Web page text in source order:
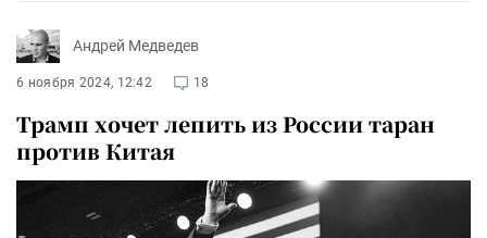
Андрей Медведев
6 ноября 2024, 12:42 18
Трамп хочет лепить из России таран
против Китая